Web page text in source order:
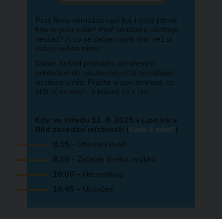
Proč firmy nemůžou najít lidi, i když jich na
trhu nejsou málo? Proč současné nástroje
nestačí? A co se začne měnit dřív, než si
vůbec uvědomíme?
Daniel Krištof přichází s otevřeným
pohledem do zákulisí největší pomáhající
instituce u nás. Přijďte si poslechnout, co
stát ví, co neví – a hlavně co s tím.
Kdy: ve středu 13. 8. 2025 v Lipo.ink v
Bílé zasedací místnosti (Kudy k nám?)
8:15 – Otevření dveří
8:30 – Začátek živého vysílání
10:00 – Networking
10:45 – Ukončení